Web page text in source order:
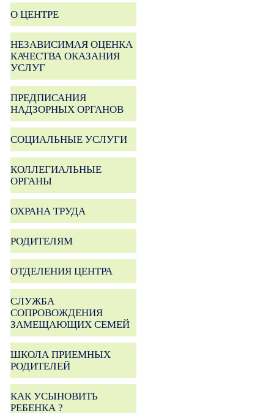
О ЦЕНТРЕ
НЕЗАВИСИМАЯ ОЦЕНКА
КАЧЕСТВА ОКАЗАНИЯ
УСЛУГ
ПРЕДПИСАНИЯ
НАДЗОРНЫХ ОРГАНОВ
СОЦИАЛЬНЫЕ УСЛУГИ
КОЛЛЕГИАЛЬНЫЕ
ОРГАНЫ
ОХРАНА ТРУДА
РОДИТЕЛЯМ
ОТДЕЛЕНИЯ ЦЕНТРА
СЛУЖБА
СОПРОВОЖДЕНИЯ
ЗАМЕЩАЮЩИХ СЕМЕЙ
ШКОЛА ПРИЕМНЫХ
РОДИТЕЛЕЙ
КАК УСЫНОВИТЬ
РЕБЕНКА ?